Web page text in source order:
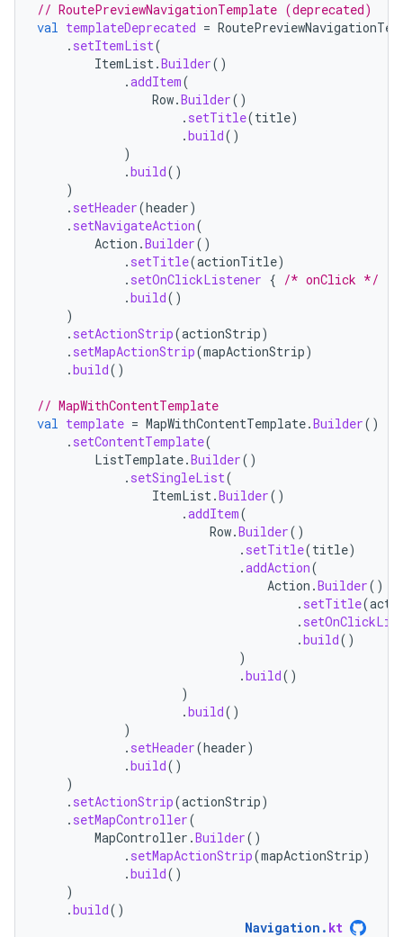
// RoutePreviewNavigationTemplate (deprecated)
val templateDeprecated =
. setItemList(
ItemList.Builder()
.addItem(
Row.Builder()
. setTitle(title)
.build()
)
.build()
)
. setHeader(header)
. setNavigateAction(
Action .Builder()
. setTitle(actionTitle)
. setOnClickListener { /* onClick */
.build()
)
. setActionStrip(actionStrip)
. setMapActionStrip(mapActionStrip)
.build()
// MapWithContentTemplate
val template = MapWithContentTemplate.Builder()
. setContentTemplate(
ListTemplate.Builder()
. setSingleList(
ItemList.Builder()
.addItem(
Row.Builder()
. setTitle(title)
.addAction(
Action .Builder()
. setTitle(
.
.build()
)
.build()
)
.build()
)
. setHeader(header)
.build()
)
. setActionStrip(actionStrip)
. setMapController(
MapController .Builder()
. setMapActionStrip(mapActionStrip)
.build()
)
.build()
Navigation . kt